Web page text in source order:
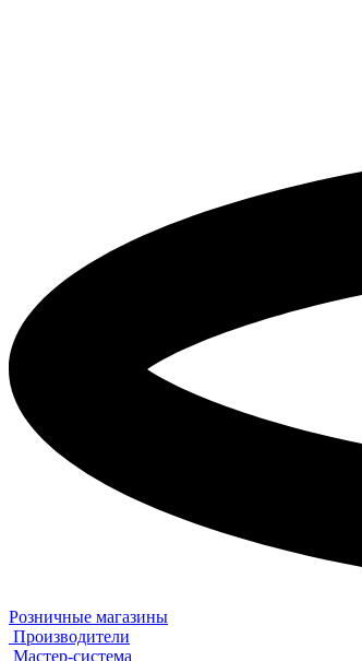
Розничные магазины
Производители
Мастер-система